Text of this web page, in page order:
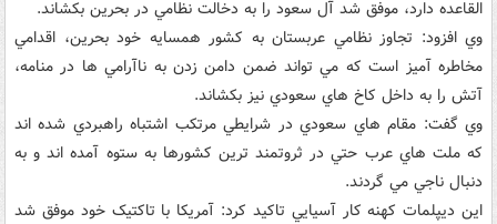
القاعده دارد، موفق شد آل سعود را به دخالت نظامي در بحرين بکشاند.
وي افزود: تجاوز نظامي عربستان به کشور همسايه خود بحرين، اقدامي
مخاطره آميز است که مي تواند ضمن دامن زدن به ناآرامي ها در منامه،
آتش را به داخل کاخ هاي سعودي نيز بکشاند.
وي گفت: مقام هاي سعودي در شرايطي مرتکب اشتباه راهبردي شده اند
که ملت هاي عرب حتي در ثروتمند ترين کشورها به ستوه آمده اند و به
دنبال ناجي مي گردند.
اين ديپلمات کهنه کار آسيايي تاکيد کرد: آمريکا با تاکتيک خود موفق شد